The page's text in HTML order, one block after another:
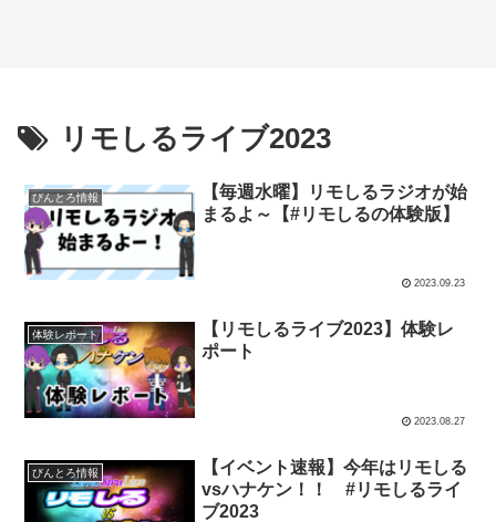
リモしるライブ2023
びんとろ情報
【毎週水曜】リモしるラジオが始
まるよ～【#リモしるの体験版】
2023.09.23
体験レポート
【リモしるライブ2023】体験レ
ポート
2023.08.27
びんとろ情報
【イベント速報】今年はリモしる
vsハナケン！！ #リモしるライ
ブ2023